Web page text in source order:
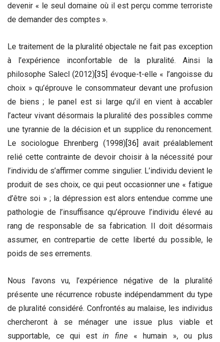
devenir « le seul domaine où il est perçu comme terroriste
de demander des comptes ».
Le traitement de la pluralité objectale ne fait pas exception
à l’expérience inconfortable de la pluralité. Ainsi la
philosophe Salecl (2012)[35] évoque-t-elle « l’angoisse du
choix » qu’éprouve le consommateur devant une profusion
de biens ; le panel est si large qu’il en vient à accabler
l’acteur vivant désormais la pluralité des possibles comme
une tyrannie de la décision et un supplice du renoncement.
Le sociologue Ehrenberg (1998)[36] avait préalablement
relié cette contrainte de devoir choisir à la nécessité pour
l’individu de s’affirmer comme singulier. L’individu devient le
produit de ses choix, ce qui peut occasionner une « fatigue
d’être soi » ; la dépression est alors entendue comme une
pathologie de l’insuffisance qu’éprouve l’individu élevé au
rang de responsable de sa fabrication. Il doit désormais
assumer, en contrepartie de cette liberté du possible, le
poids de ses errements.
Nous l’avons vu, l’expérience négative de la pluralité
présente une récurrence robuste indépendamment du type
de pluralité considéré. Confrontés au malaise, les individus
chercheront à se ménager une issue plus viable et
supportable, ce qui estin fine « humain », ou plus